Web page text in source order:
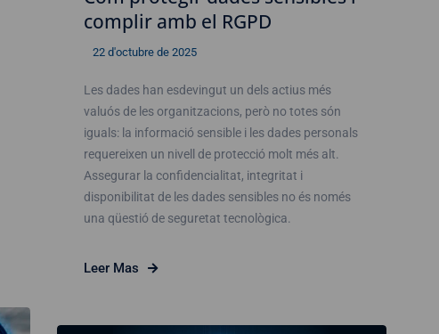
complir amb el RGPD
22 d'octubre de 2025
Les dades han esdevingut un dels actius més
valuós de les organitzacions, però no totes són
iguals: la informació sensible i les dades personals
requereixen un nivell de protecció molt més alt.
Assegurar la confidencialitat, integritat i
disponibilitat de les dades sensibles no és només
una qüestió de seguretat tecnològica.
Leer Mas